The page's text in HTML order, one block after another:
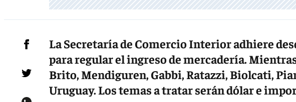
La Secretaría de Comercio Interior adhiere
para regular el ingreso de mercadería.
Brito, Mendiguren, Gabbi, Ratazzi, Biolcati,
Uruguay. Los temas a tratar serán dólar e